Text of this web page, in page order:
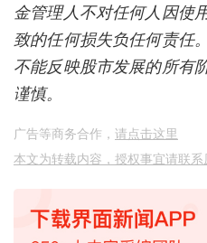
金管理人不对任何人因使
致的任何损失负任何责任
不能反映股市发展的所有
谨慎。
广告等商务合作， 请点击这里
本文为转载内容，授权事宜请联系